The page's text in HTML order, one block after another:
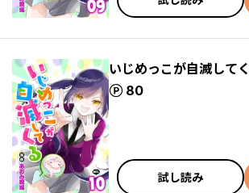
いじめっこが自滅して
80
ポイント
試し読み